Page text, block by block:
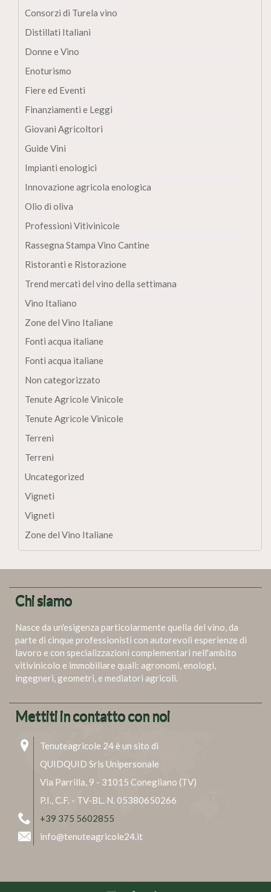
Consorzi di Turela vino
Distillati Italiani
Donne e Vino
Enoturismo
Fiere ed Eventi
Finanziamenti e Leggi
Giovani Agricoltori
Guide Vini
Impianti enologici
Innovazione agricola enologica
Olio di oliva
Professioni Vitivinicole
Rassegna Stampa Vino Cantine
Ristoranti e Ristorazione
Trend mercati del vino della settimana
Vino Italiano
Zone del Vino Italiane
Fonti acqua italiane
Fonti acqua italiane
Non categorizzato
Tenute Agricole Vinicole
Tenute Agricole Vinicole
Terreni
Terreni
Uncategorized
Vigneti
Vigneti
Zone del Vino Italiane
Chi siamo
Nasce da un'esigenza particolarmente quella del vino, da
parte di cinque professionisti con autorevoli esperienze di
lavoro e con specializzazioni complementari nell'ambito
vitivinicolo e immobiliare quali: agronomi, enologi,
ingegneri, geometri, e mediatori agricoli.
Mettiti in contatto con noi
Tenuteagricole 24 è un sito di
QUIDQUID Srls Unipersonale
Via Parrilla, 9 - 31015 Conegliano (TV)
P.I., C.F. - TV-BL. N. 05380650266
+39 375 5602855
info@tenuteagricole24.it